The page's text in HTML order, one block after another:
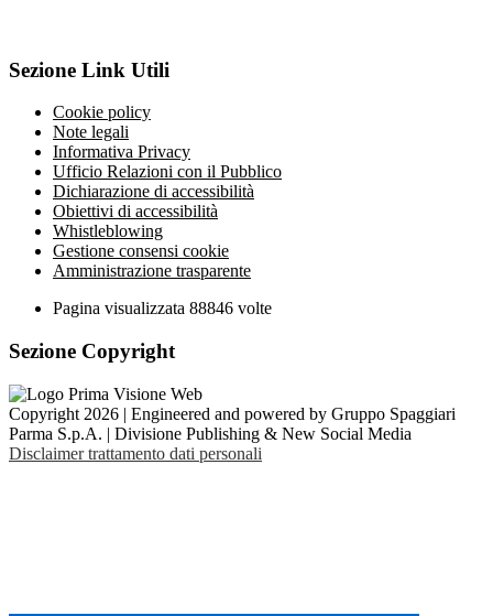
Sezione Link Utili
Cookie policy
Note legali
Informativa Privacy
Ufficio Relazioni con il Pubblico
Dichiarazione di accessibilità
Obiettivi di accessibilità
Whistleblowing
Gestione consensi cookie
Amministrazione trasparente
Pagina visualizzata 88846 volte
Sezione Copyright
Copyright 2026 | Engineered and powered by Gruppo Spaggiari
Parma S.p.A. | Divisione Publishing & New Social Media
Disclaimer trattamento dati personali